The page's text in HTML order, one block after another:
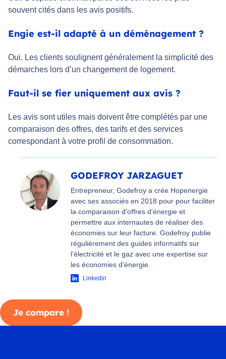
souvent cités dans les avis positifs.
Engie est-il adapté à un déménagement ?
Oui. Les clients soulignent généralement la simplicité des
démarches lors d’un changement de logement.
Faut-il se fier uniquement aux avis ?
Les avis sont utiles mais doivent être complétés par une
comparaison des offres, des tarifs et des services
correspondant à votre profil de consommation.
GODEFROY JARZAGUET
Entrepreneur, Godefroy a crée Hopenergie
avec ses associés en 2018 pour pour faciliter
la comparaison d'offres d'énergie et
permettre aux internautes de réaliser des
économies sur leur facture. Godefroy publie
régulièrement des guides informatifs sur
l'électricité et le gaz avec une expertise sur
les économies d'énergie.
Linkedin
Je compare !